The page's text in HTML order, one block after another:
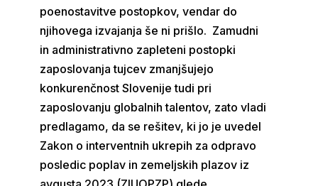
poenostavitve postopkov, vendar do
njihovega izvajanja še ni prišlo. Zamudni
in administrativno zapleteni postopki
zaposlovanja tujcev zmanjšujejo
konkurenčnost Slovenije tudi pri
zaposlovanju globalnih talentov, zato vladi
predlagamo, da se rešitev, ki jo je uvedel
Zakon o interventnih ukrepih za odpravo
posledic poplav in zemeljskih plazov iz